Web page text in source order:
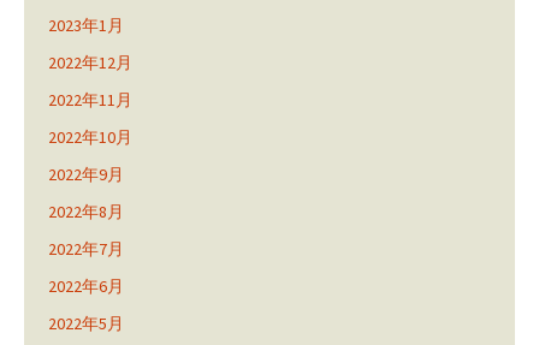
2023年1月
2022年12月
2022年11月
2022年10月
2022年9月
2022年8月
2022年7月
2022年6月
2022年5月